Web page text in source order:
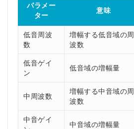
パラメー
ター
意味
低音周波
数
増幅する低音域の周
波数
低音ゲイ
ン
低音域の増幅量
中周波数
増幅する中音域の周
波数
中音ゲイ
中音域の増幅量